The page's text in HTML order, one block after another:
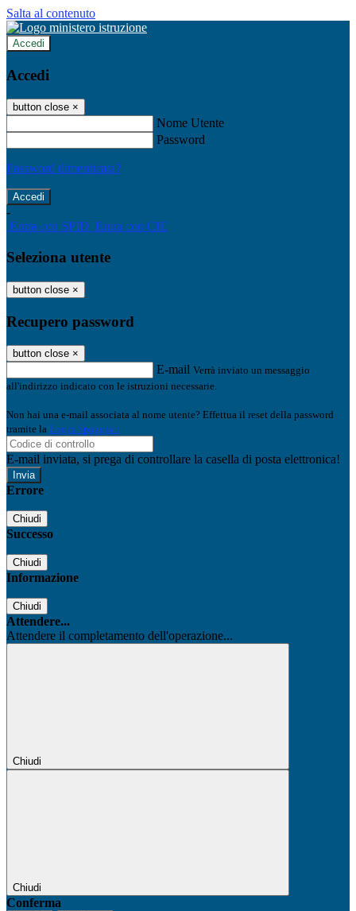
Salta al contenuto
Accedi
Accedi
button close ×
Nome Utente
Password
Password dimenticata?
-
Entra con SPID Entra con CIE
Seleziona utente
button close ×
Recupero password
button close ×
E-mail Verrà inviato un messaggio
all'indirizzo indicato con le istruzioni necessarie.
Non hai una e-mail associata al nome utente? Effettua il reset della password
tramite la Login Spaggiari
E-mail inviata, si prega di controllare la casella di posta elettronica!
Errore
Chiudi
Successo
Chiudi
Informazione
Chiudi
Attendere...
Attendere il completamento dell'operazione...
Chiudi
Chiudi
Conferma